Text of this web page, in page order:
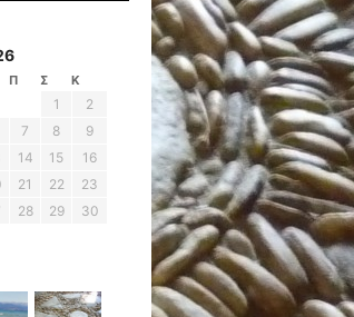
Π Σ Κ
1
2
7 8
9
14 15
16
21 22
23
28 29
30